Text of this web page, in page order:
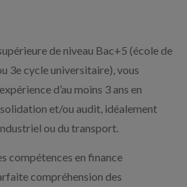
de niveau Bac+5 (école de
3e cycle universitaire), vous
d’au moins 3 ans en
et/ou audit, idéalement
ou du transport.
compétences en finance
compréhension des